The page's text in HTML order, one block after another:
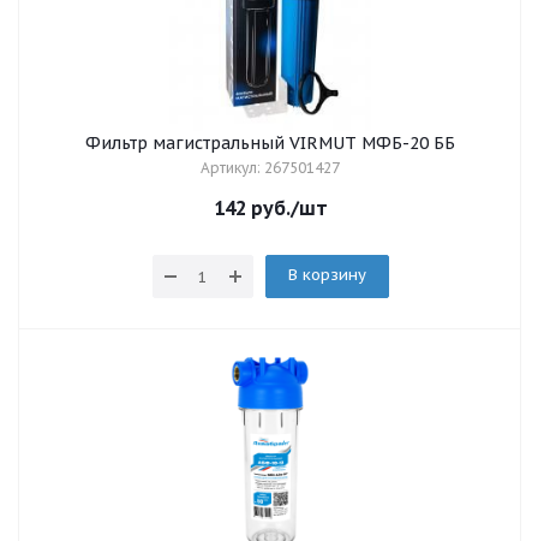
Фильтр магистральный VIRMUT МФБ-20 ББ
Артикул: 267501427
142 руб./шт
В корзину